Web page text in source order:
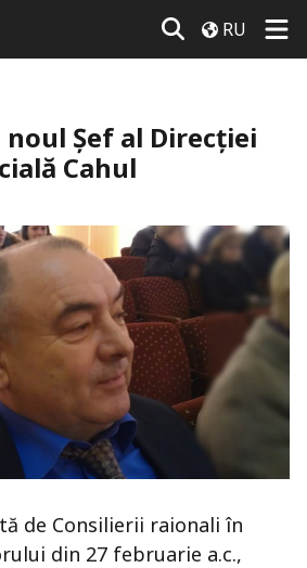
RU
Şef al Direcţiei
Cahul
de Consilierii raionali în
din 27 februarie a.c.,